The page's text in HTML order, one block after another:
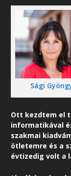
Sági
Ott kezdtem el
informatikával
szakmai
ötletemre és a
évtizedig volt a